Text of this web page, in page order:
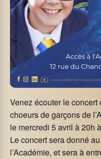
Venez écouter le
choeurs de garçons de
le mercredi 5 avril à 20h
Le concert sera donné
l’Académie, et sera à